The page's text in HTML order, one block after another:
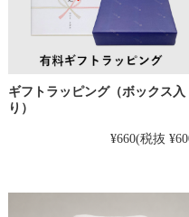
ギフトラッピング（ボックス入
り）
¥660(税抜